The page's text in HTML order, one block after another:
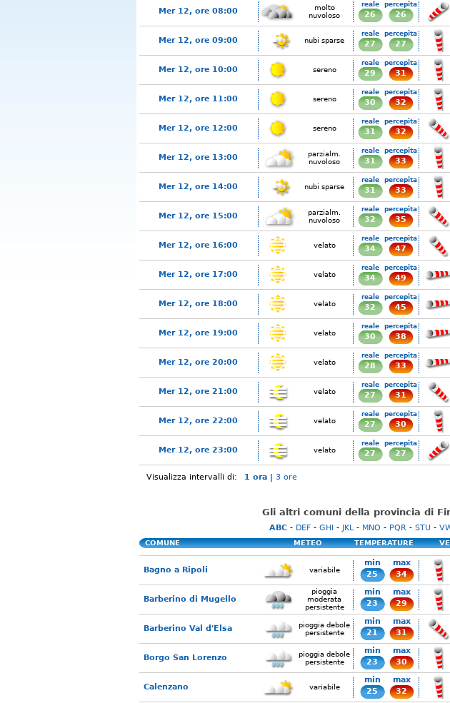
Mer 12, ore 08:00
molto
nuvoloso
reale
26
percepita
26
Mer 12, ore 09:00 nubi sparse
reale
27
percepita
27
Mer 12, ore 10:00 sereno
reale
29
percepita
31
Mer 12, ore 11:00 sereno
reale
30
percepita
32
Mer 12, ore 12:00 sereno
reale
31
percepita
32
Mer 12, ore 13:00
parzialm.
nuvoloso
reale
31
percepita
33
Mer 12, ore 14:00 nubi sparse
reale
31
percepita
33
Mer 12, ore 15:00
parzialm.
nuvoloso
reale
32
percepita
35
Mer 12, ore 16:00 velato
reale
34
percepita
47
Mer 12, ore 17:00 velato
reale
34
percepita
49
Mer 12, ore 18:00 velato
reale
32
percepita
45
Mer 12, ore 19:00 velato
reale
30
percepita
38
Mer 12, ore 20:00 velato
reale
28
percepita
33
Mer 12, ore 21:00 velato
reale
27
percepita
31
Mer 12, ore 22:00 velato
reale
27
percepita
30
Mer 12, ore 23:00 velato
reale
27
percepita
27
Visualizza intervalli di: 1 ora | 3 ore
Gli altri comuni della provincia di
ABC- DEF- GHI- JKL- MNO - PQR - STU -
COMUNE METEO TEMPERATURE
Bagno a Ripoli variabile
min
25
max
34
Barberino di Mugello
pioggia
moderata
persistente
min
23
max
29
Barberino Val d'Elsa
pioggia debole
persistente
min
21
max
31
Borgo San Lorenzo
pioggia debole
persistente
min
23
max
30
Calenzano variabile
min
25
max
32